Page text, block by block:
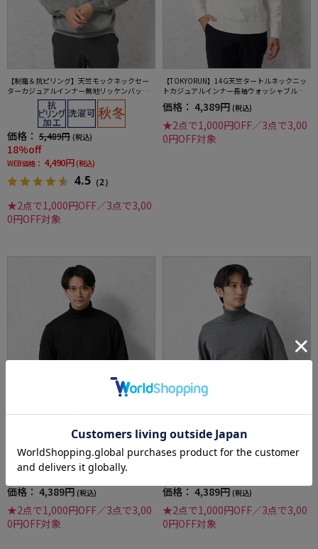
【制電＆抗ピリング】天竺モックネックセー
ターカジュアルインナー無地リッケンバッカ
価格： 5,489円 (税込)
18%off
WEB価格： 4,490円 (税込)
4.5 （2）
★2点で1,000円OFF／3点で3,00
0円OFF対象
【TOKYORUN】14G天竺タートルネックニッ
トカジュアルインナー長袖ウォッシャブル抗
ピリング吸汗速乾秋冬
価格： 4,389円 (税込)
★2点で1,000円OFF／3点で3,00
0円OFF対象
【TOKYORUN】14G天竺タートルネックニッ
トカジュアルインナー長袖ウォッシャブル抗
ピリング吸汗速乾秋冬
価格： 4,389円 (税込)
★2点で1,000円OFF／3点で3,00
0円OFF対象
ピリング吸汗速乾秋冬
価格： 4,389円 (税込)
★2点で1,000円OFF／3点で3,00
0円OFF対象